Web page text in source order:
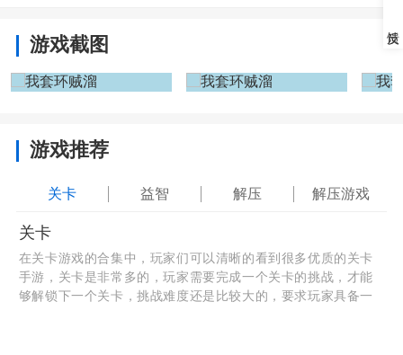
游戏截图
游戏推荐
关卡 益智 解压 解压游戏
关卡
在关卡游戏的合集中，玩家们可以清晰的看到很多优质的关卡
手游，关卡是非常多的，玩家需要完成一个关卡的挑战，才能
够解锁下一个关卡，挑战难度还是比较大的，要求玩家具备一